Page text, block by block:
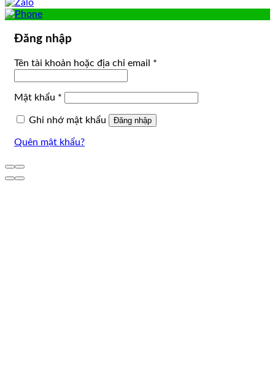
Đăng nhập
Tên tài khoản hoặc địa chỉ email *
Mật khẩu *
Ghi nhớ mật khẩu
Đăng nhập
Quên mật khẩu?